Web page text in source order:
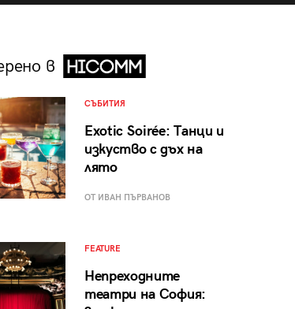
в
СЪБИТИЯ
Exotic Soirée: Танци и
изкуство с дъх на
лято
ОТ ИВАН ПЪРВАНОВ
FEATURE
Непреходните
театри на София: